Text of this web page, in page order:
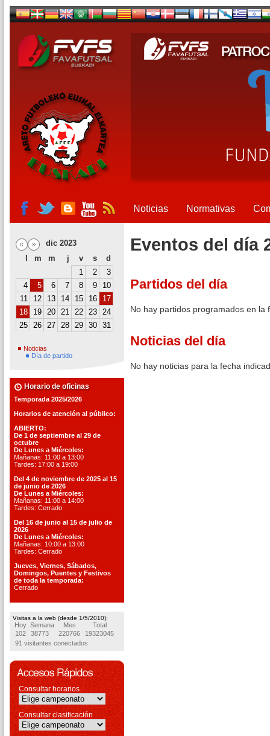
Noticias Normativas
dic 2023
m m j v s
d
1
2
3
4
5 6 7 8 9
10
11
12 13 14 15 16
17
18
19 20 21 22 23 24
25 26 27 28 29 30 31
Noticias
Día de partido
Horario de oficinas
Temporada 2025/2026
Horarios de atención al público:
ABIERTO:
De 1 de septiembre al 29 de
octubre
De Lunes a Miércoles:
Mañanas: 11:00 a 13:00
Tardes: 17:00 a 19:00
Del 4 de noviembre de 2025 al 15
de junio de 2026
De Lunes a Miércoles:
Mañanas: 11:00 a 14:00
Tardes: Cerrado
Del 16 de junio al 15 de julio de
2026
De Lunes a Miércoles:
Mañanas: 10:00 a 13:00
Tardes: Cerrado
Jueves, Viernes, Sábados,
Domingos, Puentes y Festivos
de toda la temporada:
Cerrado
Visitas a la web (desde 1/5/2010):
Hoy Semana Mes
Total
102
38773 220766
19323045
91 visitantes conectados
Consultar horarios
Consultar clasificación
Eventos del día
Partidos del día
No hay partidos programados en la
Noticias del día
No hay noticias para la fecha